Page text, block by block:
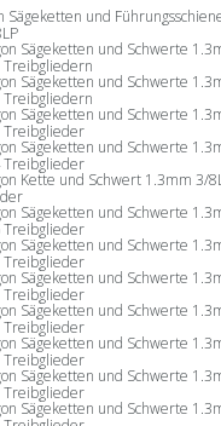
Sägeketten und
Sägeketten und Schwerte
Treibgliedern
Sägeketten und Schwerte
Treibgliedern
Sägeketten und Schwerte
Treibglieder
Sägeketten und Schwerte
Treibglieder
Kette und Schwert 1.3mm 3/
Sägeketten und Schwerte
Treibglieder
Sägeketten und Schwerte
Treibglieder
Sägeketten und Schwerte
Treibglieder
Sägeketten und Schwerte
Treibglieder
Sägeketten und Schwerte
Treibglieder
Sägeketten und Schwerte
Treibglieder
Sägeketten und Schwerte